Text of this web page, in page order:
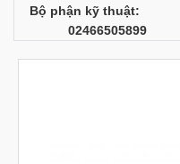
Bộ phận kỹ thuật:
02466505899